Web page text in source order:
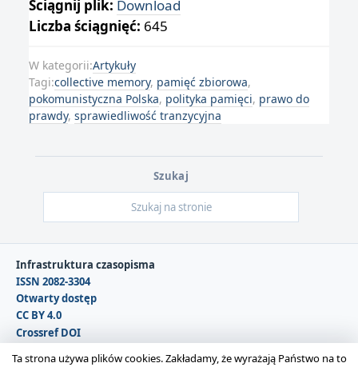
Ściągnij plik: Download
Liczba ściągnięć: 645
W kategorii:Artykuły
Tagi:collective memory, pamięć zbiorowa,
pokomunistyczna Polska, polityka pamięci, prawo do
prawdy, sprawiedliwość tranzycyjna
Szukaj
Infrastruktura czasopisma
ISSN 2082-3304
Otwarty dostęp
CC BY 4.0
Crossref DOI
Ta strona używa plików cookies. Zakładamy, że wyrażają Państwo na to